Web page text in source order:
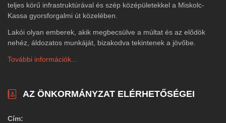
teljes körű infrastruktúrával és szép középületekkel a Miskolc-
Kassa gyorsforgalmi út közelében.
Lakói olyan emberek, akik megbecsülve a múltat és az elődök
nehéz, áldozatos munkáját, bizakodva tekintenek a jövőbe.
További információk...
AZ ÖNKORMÁNYZAT ELÉRHETŐSÉGEI
Cím: